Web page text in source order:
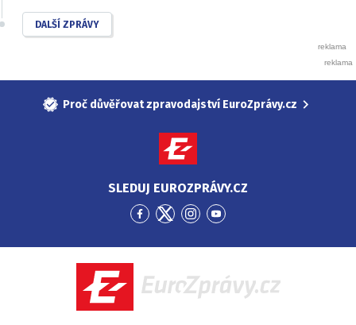
DALŠÍ ZPRÁVY
Proč důvěřovat zpravodajství EuroZprávy.cz
SLEDUJ EUROZPRÁVY.CZ
Přejít
Facebook
Přejít
Twitter
Přejít
Instagram
Přejít
YouTube
EuroZprávy.cz